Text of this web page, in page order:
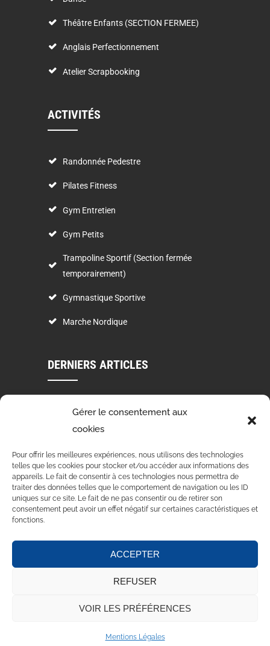
Gérer le consentement aux
cookies
Pour offrir les meilleures expériences, nous utilisons des technologies
telles que les cookies pour stocker et/ou accéder aux informations des
appareils. Le fait de consentir à ces technologies nous permettra de
traiter des données telles que le comportement de navigation ou les ID
uniques sur ce site. Le fait de ne pas consentir ou de retirer son
consentement peut avoir un effet négatif sur certaines caractéristiques et
fonctions.
ACCEPTER
REFUSER
VOIR LES PRÉFÉRENCES
Mentions Légales
Théâtre Enfants (SECTION FERMEE)
Anglais Perfectionnement
Atelier Scrapbooking
ACTIVITÉS
Randonnée Pedestre
Pilates Fitness
Gym Entretien
Gym Petits
Trampoline Sportif (Section fermée
temporairement)
Gymnastique Sportive
Marche Nordique
DERNIERS ARTICLES
STAGE DE DANSE 4 ET 5 NOVEMBRE 2023
15 Oct 2023
VOLVIC EN ROSE – MERCI POUR VOTRE PARTICIPATION
Création : CoWork&Com